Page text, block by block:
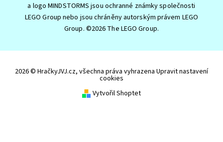
a logo MINDSTORMS jsou ochranné známky společnosti
LEGO Group nebo jsou chráněny autorským právem LEGO
Group. ©2026 The LEGO Group.
2026 © HračkyJVJ.cz, všechna práva vyhrazena Upravit nastavení
cookies
Vytvořil Shoptet